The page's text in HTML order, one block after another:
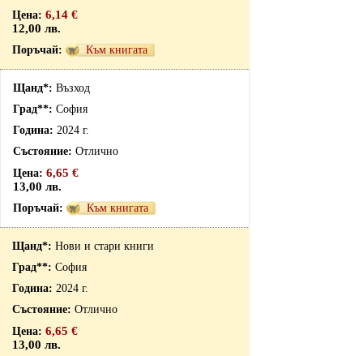
6,14 €
12,00 лв.
Към книгата
Възход
София
2024 г.
Отлично
6,65 €
13,00 лв.
Към книгата
Нови и стари книги
София
2024 г.
Отлично
6,65 €
13,00 лв.